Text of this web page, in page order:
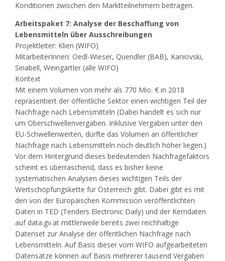
Konditionen zwischen den Marktteilnehmern beitragen.
Arbeitspaket 7: Analyse der Beschaffung von
Lebensmitteln über Ausschreibungen
Projektleiter: Klien (WIFO)
MitarbeiterInnen: Oedl-Wieser, Quendler (BAB), Kaniovski,
Sinabell, Weingärtler (alle WIFO)
Kontext
Mit einem Volumen von mehr als 770 Mio. € in 2018
repräsentiert der öffentliche Sektor einen wichtigen Teil der
Nachfrage nach Lebensmitteln (Dabei handelt es sich nur
um Oberschwellenvergaben. Inklusive Vergaben unter den
EU-Schwellenwerten, dürfte das Volumen an öffentlicher
Nachfrage nach Lebensmitteln noch deutlich höher liegen.)
Vor dem Hintergrund dieses bedeutenden Nachfragefaktors
scheint es überraschend, dass es bisher keine
systematischen Analysen dieses wichtigen Teils der
Wertschöpfungskette für Österreich gibt. Dabei gibt es mit
den von der Europäischen Kommission veröffentlichten
Daten in TED (Tenders Electronic Daily) und der Kerndaten
auf data.gv.at mittlerweile bereits zwei reichhaltige
Datenset zur Analyse der öffentlichen Nachfrage nach
Lebensmitteln. Auf Basis dieser vom WIFO aufgearbeiteten
Datensätze können auf Basis mehrerer tausend Vergaben